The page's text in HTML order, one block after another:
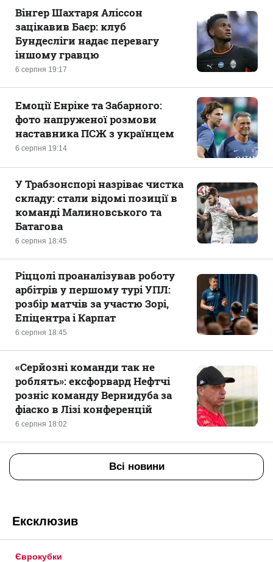
6 серпня 19:17
Вінгер Шахтаря Аліссон
зацікавив Баєр: клуб
Бундесліги надає перевагу
іншому гравцю
6 серпня 19:14
Емоції Енріке та Забарного:
фото напруженої розмови
наставника ПСЖ з українцем
6 серпня 18:45
У Трабзонспорі назріває чистка
складу: стали відомі позиції в
команді Малиновського та
Батагова
6 серпня 18:45
Ріццолі проаналізував роботу
арбітрів у першому турі УПЛ:
розбір матчів за участю Зорі,
Епіцентра і Карпат
6 серпня 18:02
«Серйозні команди так не
роблять»: ексфорвард Нефтчі
розніс команду Вернидуба за
фіаско в Лізі конференцій
Всі новини
Ексклюзив
Єврокубки